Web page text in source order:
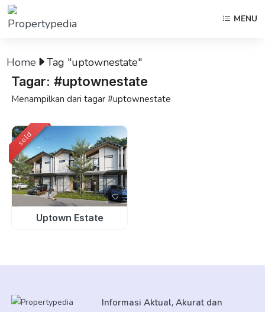
MENU
Home Tag "uptownestate"
Tagar: #uptownestate
Menampilkan dari tagar #uptownestate
sold
Uptown Estate
Informasi Aktual, Akurat dan